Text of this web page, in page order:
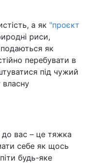
а як "проєкт
риси,
як
перебувати в
під чужий
вас – це тяжка
себе як щось
будь-яке